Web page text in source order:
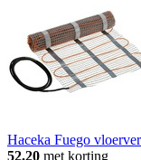
Haceka Fuego
52.20 met korting